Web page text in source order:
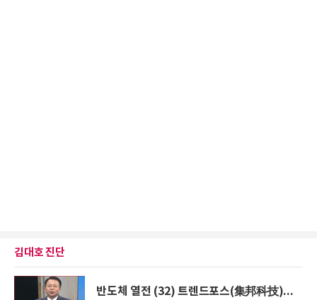
김대호 진단
반도체 열전 (32) 트렌드포스(集邦科技)...